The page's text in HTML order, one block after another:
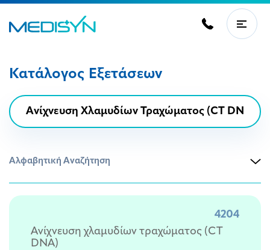
Κατάλογος Εξετάσεων
Αλφαβητική Αναζήτηση
4204
Ανίχνευση χλαμυδίων τραχώματος (CT
DNA)